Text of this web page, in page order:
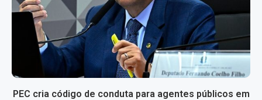
PEC cria código de conduta para agentes públicos em